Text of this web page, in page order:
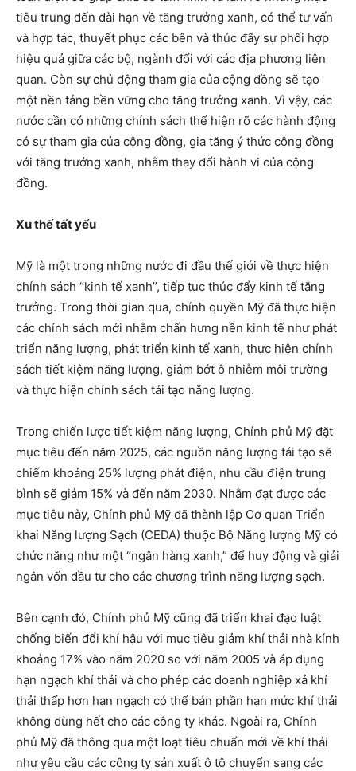
tiêu trung đến dài hạn về tăng trưởng xanh, có thể tư vấn
và hợp tác, thuyết phục các bên và thúc đẩy sự phối hợp
hiệu quả giữa các bộ, ngành đối với các địa phương liên
quan. Còn sự chủ động tham gia của cộng đồng sẽ tạo
một nền tảng bền vững cho tăng trưởng xanh. Vì vậy, các
nước cần có những chính sách thể hiện rõ các hành động
có sự tham gia của cộng đồng, gia tăng ý thức cộng đồng
với tăng trưởng xanh, nhằm thay đổi hành vi của cộng
đồng.
Xu thế tất yếu
Mỹ là một trong những nước đi đầu thế giới về thực hiện
chính sách “kinh tế xanh”, tiếp tục thúc đẩy kinh tế tăng
trưởng. Trong thời gian qua, chính quyền Mỹ đã thực hiện
các chính sách mới nhằm chấn hưng nền kinh tế như phát
triển năng lượng, phát triển kinh tế xanh, thực hiện chính
sách tiết kiệm năng lượng, giảm bớt ô nhiễm môi trường
và thực hiện chính sách tái tạo năng lượng.
Trong chiến lược tiết kiệm năng lượng, Chính phủ Mỹ đặt
mục tiêu đến năm 2025, các nguồn năng lượng tái tạo sẽ
chiếm khoảng 25% lượng phát điện, nhu cầu điện trung
bình sẽ giảm 15% và đến năm 2030. Nhằm đạt được các
mục tiêu này, Chính phủ Mỹ đã thành lập Cơ quan Triển
khai Năng lượng Sạch (CEDA) thuộc Bộ Năng lượng Mỹ có
chức năng như một “ngân hàng xanh,” để huy động và giải
ngân vốn đầu tư cho các chương trình năng lượng sạch.
Bên cạnh đó, Chính phủ Mỹ cũng đã triển khai đạo luật
chống biến đổi khí hậu với mục tiêu giảm khí thải nhà kính
khoảng 17% vào năm 2020 so với năm 2005 và áp dụng
hạn ngạch khí thải và cho phép các doanh nghiệp xả khí
thải thấp hơn hạn ngạch có thể bán phần hạn mức khí thải
không dùng hết cho các công ty khác. Ngoài ra, Chính
phủ Mỹ đã thông qua một loạt tiêu chuẩn mới về khí thải
như yêu cầu các công ty sản xuất ô tô chuyển sang các